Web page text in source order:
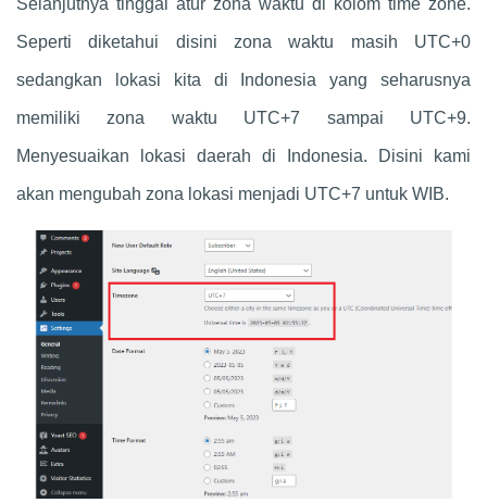
Selanjutnya tinggal atur zona waktu di kolom time zone.
Seperti diketahui disini zona waktu masih UTC+0
sedangkan lokasi kita di Indonesia yang seharusnya
memiliki zona waktu UTC+7 sampai UTC+9.
Menyesuaikan lokasi daerah di Indonesia. Disini kami
akan mengubah zona lokasi menjadi UTC+7 untuk WIB.